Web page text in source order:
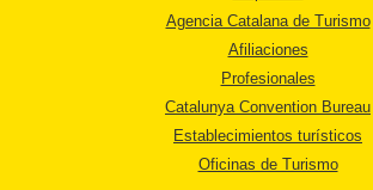
Agencia Catalana de Turismo
Afiliaciones
Profesionales
Catalunya Convention Bureau
Establecimientos turísticos
Oficinas de Turismo